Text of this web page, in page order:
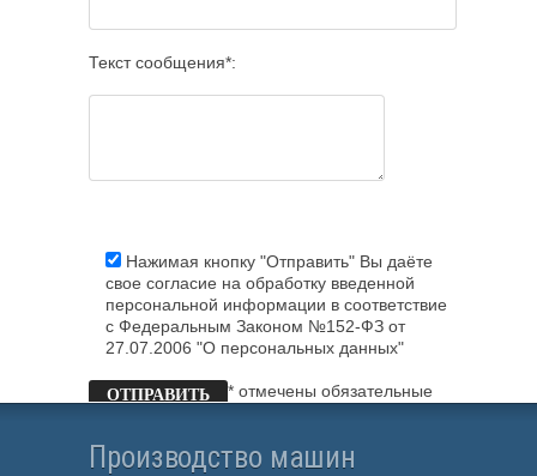
Текст сообщения*:
Нажимая кнопку "Отправить" Вы даёте
свое согласие на обработку введенной
персональной информации в соответствие
с Федеральным Законом №152-ФЗ от
27.07.2006 "О персональных данных"
* отмечены обязательные
Производство машин